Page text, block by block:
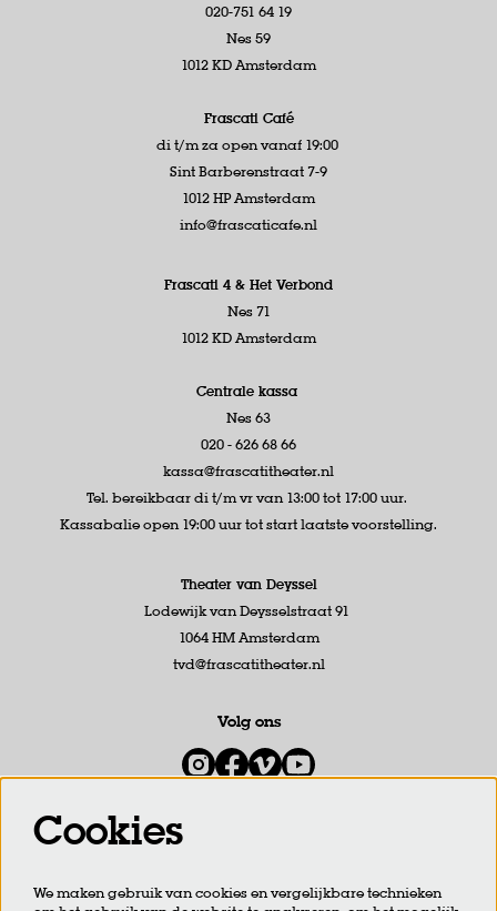
020-751 64 19
Nes 59
1012 KD Amsterdam
Frascati Café
di t/m za open vanaf 19:00
Sint Barberenstraat 7-9
1012 HP Amsterdam
info@frascaticafe.nl
Frascati 4 & Het Verbond
Nes 71
1012 KD Amsterdam
Centrale kassa
Nes 63
020 - 626 68 66
kassa@frascatitheater.nl
Tel. bereikbaar di t/m vr van 13:00 tot 17:00 uur.
Kassabalie open 19:00 uur tot start laatste voorstelling.
Theater van Deyssel
Lodewijk van Deysselstraat 91
1064 HM Amsterdam
tvd@frascatitheater.nl
Volg ons
Meld je aan voor de nieuwsbrief
Cookies
We maken gebruik van cookies en vergelijkbare technieken